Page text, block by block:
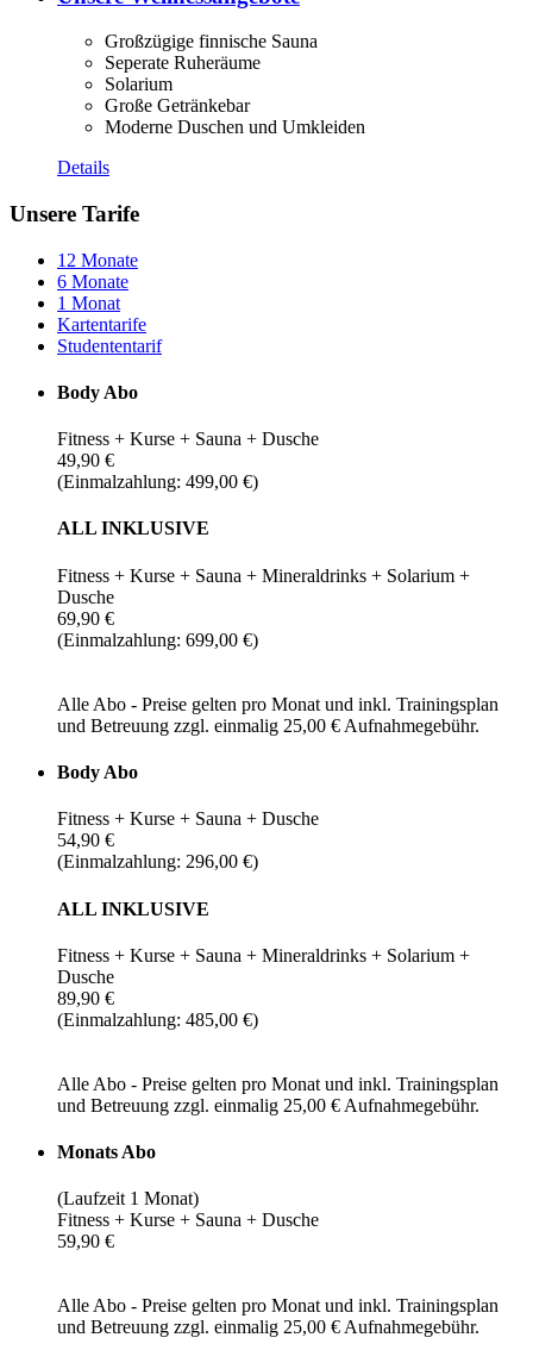
Großzügige finnische Sauna
Seperate Ruheräume
Solarium
Große Getränkebar
Moderne Duschen und Umkleiden
Details
Unsere Tarife
12 Monate
6 Monate
1 Monat
Kartentarife
Studententarif
Body Abo
Fitness + Kurse + Sauna + Dusche
49,90 €
(Einmalzahlung: 499,00 €)
ALL INKLUSIVE
Fitness + Kurse + Sauna + Mineraldrinks + Solarium +
Dusche
69,90 €
(Einmalzahlung: 699,00 €)
Alle Abo - Preise gelten pro Monat und inkl. Trainingsplan
und Betreuung zzgl. einmalig 25,00 € Aufnahmegebühr.
Body Abo
Fitness + Kurse + Sauna + Dusche
54,90 €
(Einmalzahlung: 296,00 €)
ALL INKLUSIVE
Fitness + Kurse + Sauna + Mineraldrinks + Solarium +
Dusche
89,90 €
(Einmalzahlung: 485,00 €)
Alle Abo - Preise gelten pro Monat und inkl. Trainingsplan
und Betreuung zzgl. einmalig 25,00 € Aufnahmegebühr.
Monats Abo
(Laufzeit 1 Monat)
Fitness + Kurse + Sauna + Dusche
59,90 €
Alle Abo - Preise gelten pro Monat und inkl. Trainingsplan
und Betreuung zzgl. einmalig 25,00 € Aufnahmegebühr.